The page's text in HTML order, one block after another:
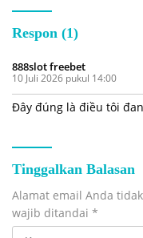
Respon (1)
888slot freebet
10 Juli 2026 pukul 14:00
Đây đúng là điều tôi
Tinggalkan Balasan
Alamat email Anda
wajib ditandai *